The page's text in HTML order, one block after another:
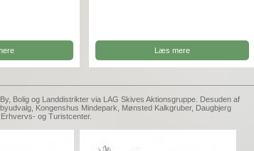
Læs mere
Bolig og Landdistrikter via LAG Skives Aktionsgruppe. Desuden af
Kongenshus Mindepark, Mønsted Kalkgruber, Daugbjerg
og Turistcenter.